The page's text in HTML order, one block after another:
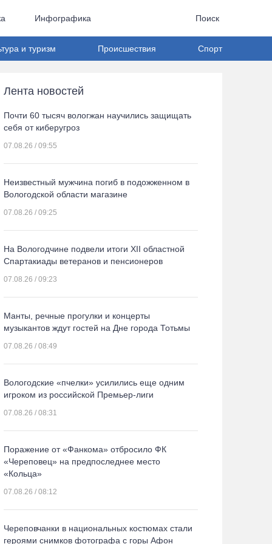
Инфографика Поиск
и туризм Происшествия Спорт
Лента новостей
Почти 60 тысяч вологжан научились защищать
себя от киберугроз
07.08.26 / 09:55
Неизвестный мужчина погиб в подожженном в
Вологодской области магазине
07.08.26 / 09:25
На Вологодчине подвели итоги XII областной
Спартакиады ветеранов и пенсионеров
07.08.26 / 09:23
Манты, речные прогулки и концерты
музыкантов ждут гостей на Дне города Тотьмы
07.08.26 / 08:49
Вологодские «пчелки» усилились еще одним
игроком из российской Премьер-лиги
07.08.26 / 08:31
Поражение от «Фанкома» отбросило ФК
«Череповец» на предпоследнее место
«Кольца»
07.08.26 / 08:12
Череповчанки в национальных костюмах стали
героями снимков фотографа с горы Афон